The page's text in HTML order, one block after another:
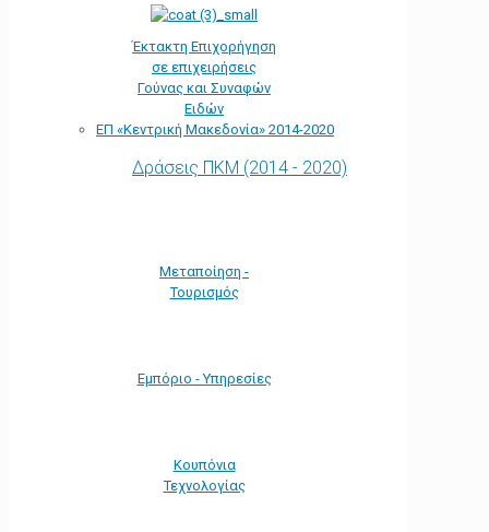
Έκτακτη Επιχορήγηση
σε επιχειρήσεις
Γούνας και Συναφών
Ειδών
ΕΠ «Kεντρική Μακεδονία» 2014-2020
Δράσεις ΠΚΜ (2014 - 2020)
Μεταποίηση -
Τουρισμός
Εμπόριο - Υπηρεσίες
Κουπόνια
Τεχνολογίας